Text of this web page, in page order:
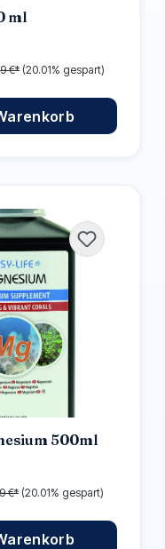
ml
€* (20.01% gespart)
500ml
€* (20.01% gespart)